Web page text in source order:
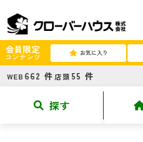
会員限定
コンテンツ お気に入り
WEB 662 件 店頭 55 件
探す